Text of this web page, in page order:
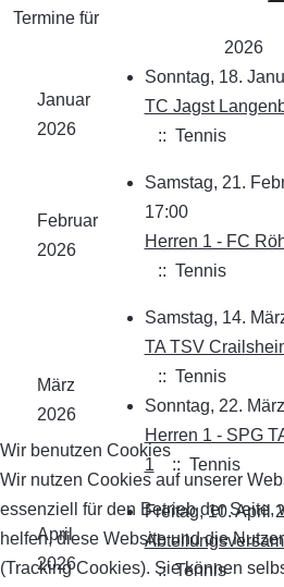
Termine für
2026
Januar
2026
Sonntag, 18.
TC Jagst
:: Tennis
Februar
2026
Samstag, 21.
17:00
Herren 1 - FC
:: Tennis
März
2026
Samstag, 14.
TA TSV
:: Tennis
Sonntag, 22.
Herren 1 - SPG
1
:: Tennis
April
2026
Freitag, 10. April
:: Tennis
Wir benutzen Cookies
Wir nutzen Cookies auf unserer
essenziell für den Betrieb der Seite,
helfen, diese Website und die
(Tracking Cookies). Sie können